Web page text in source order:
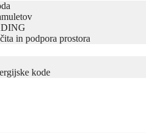
in podpora prostora
kode